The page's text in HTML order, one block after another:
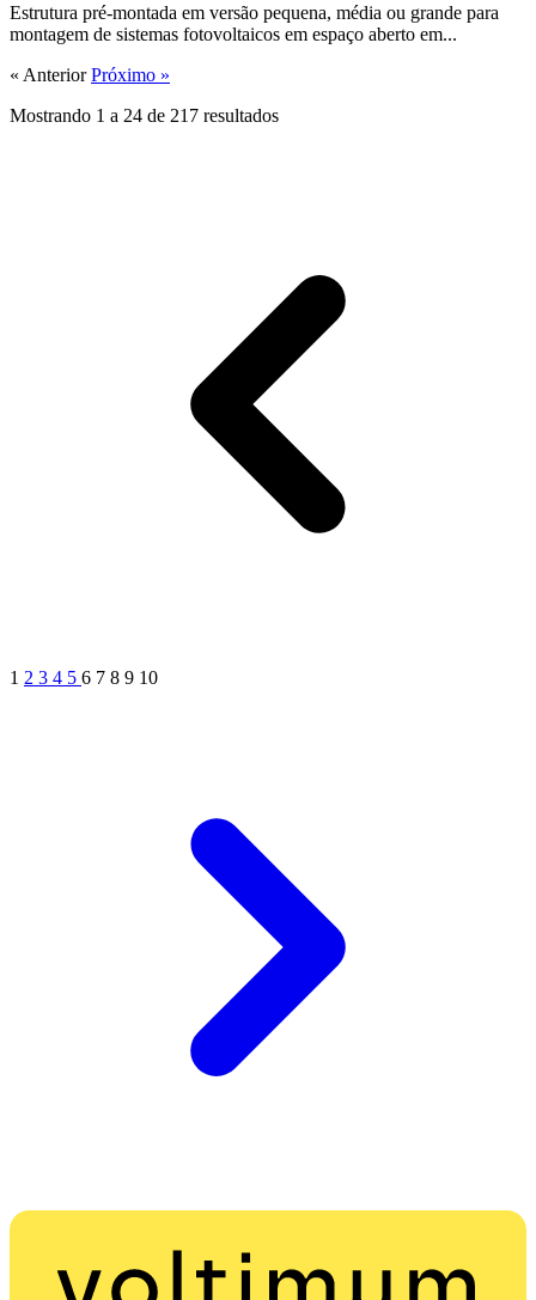
Estrutura pré-montada em versão pequena, média ou grande para
montagem de sistemas fotovoltaicos em espaço aberto em...
« AnteriorPróximo »
Mostrando 1 a 24 de 217 resultados
1 2 3 4 5 6 7 8 9 10